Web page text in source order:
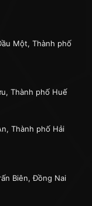
Một, Thành phố
Thành phố Huế
Thành phố Hải
Biên, Đồng Nai